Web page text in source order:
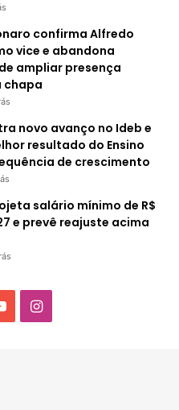
confirma Alfredo
vice e abandona
ampliar presença
chapa
novo avanço no Ideb e
resultado do Ensino
de crescimento
salário mínimo de R$
e prevê reajuste acima
I